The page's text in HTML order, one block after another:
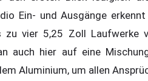
Ein- und Ausgänge
zu vier 5,25 Zoll Laufwerke
auch hier auf eine
Aluminium, um allen